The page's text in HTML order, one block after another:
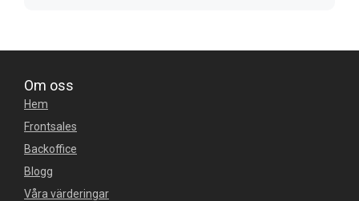
Om oss
Hem
Frontsales
Backoffice
Blogg
Våra värderingar